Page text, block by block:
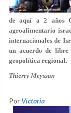
de aquí a 2 años
agroalimentario
internacionales de
un acuerdo de libre
geopolítica regional.
Thierry Meyssan
Por Victoria